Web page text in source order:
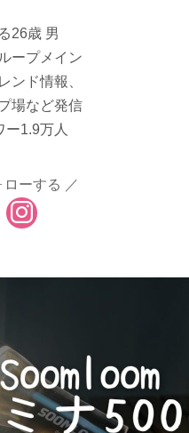
26歳 男
ープメイン
ンド情報、
場など発信
ー1.9万人
ーする